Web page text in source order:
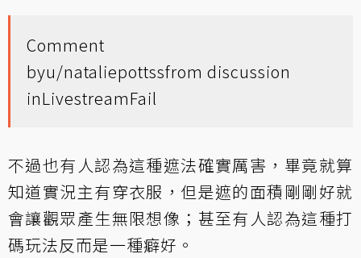
Comment
byu/nataliepottssfrom discussion
inLivestreamFail
不過也有人認為這種遮法確實厲害，畢竟就算
知道實況主有穿衣服，但是遮的面積剛剛好就
會讓觀眾產生無限想像；甚至有人認為這種打
碼玩法反而是一種癖好。